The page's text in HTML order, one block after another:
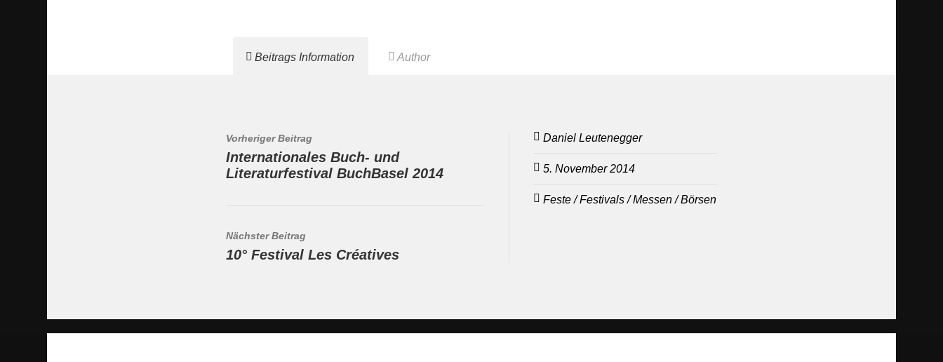
Beitrags Information Author
Daniel Leutenegger
5. November 2014
Feste / Festivals / Messen / Börsen
Vorheriger Beitrag
Internationales Buch- und
Literaturfestival BuchBasel 2014
Nächster Beitrag
10° Festival Les Créatives